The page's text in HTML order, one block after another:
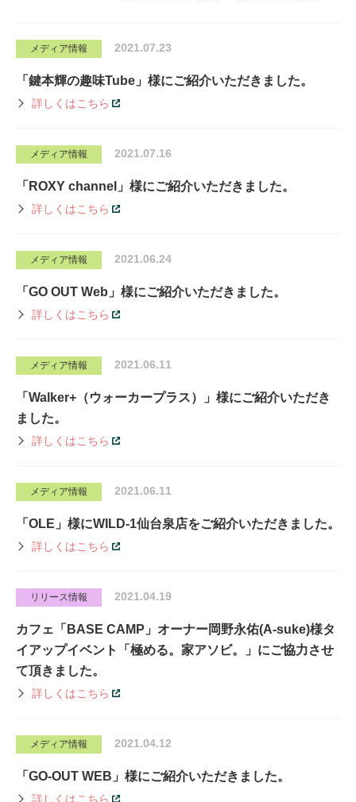
メディア情報 2021.07.23
「鍵本輝の趣味Tube」様にご紹介いただきました。
詳しくはこちら
メディア情報 2021.07.16
「ROXY channel」様にご紹介いただきました。
詳しくはこちら
メディア情報 2021.06.24
「GO OUT Web」様にご紹介いただきました。
詳しくはこちら
メディア情報 2021.06.11
「Walker+（ウォーカープラス）」様にご紹介いただき
ました。
詳しくはこちら
メディア情報 2021.06.11
「OLE」様にWILD-1仙台泉店をご紹介いただきました。
詳しくはこちら
リリース情報 2021.04.19
カフェ「BASE CAMP」オーナー岡野永佑(A-suke)様タ
イアップイベント「極める。家アソビ。」にご協力させ
て頂きました。
詳しくはこちら
メディア情報 2021.04.12
「GO-OUT WEB」様にご紹介いただきました。
詳しくはこちら